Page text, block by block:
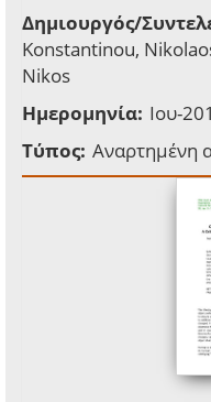
Δημιουργός/
Konstantinou,
Nikos
Ημερομηνία: Ιου-
Τύπος: Αναρτημένη